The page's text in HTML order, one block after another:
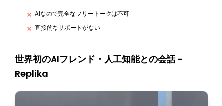
AIなので完全なフリートークは不可
直接的なサポートがない
世界初のAIフレンド・人工知能との会話 -
Replika